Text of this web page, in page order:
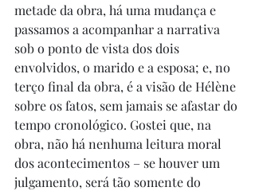
metade da obra, há uma mudança e
passamos a acompanhar a narrativa
sob o ponto de vista dos dois
envolvidos, o marido e a esposa; e, no
terço final da obra, é a visão de Hélène
sobre os fatos, sem jamais se afastar do
tempo cronológico. Gostei que, na
obra, não há nenhuma leitura moral
dos acontecimentos – se houver um
julgamento, será tão somente do